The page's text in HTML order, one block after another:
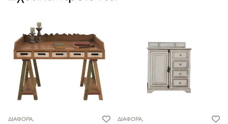
ΔΙΑΦΟΡΑ, ΔΙΑΦΟΡΑ,